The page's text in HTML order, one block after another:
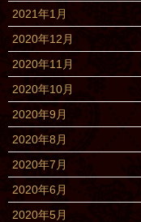
2021年1月
2020年12月
2020年11月
2020年10月
2020年9月
2020年8月
2020年7月
2020年6月
2020年5月